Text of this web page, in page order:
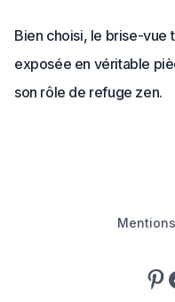
Bien choisi, le brise-vue
exposée en véritable
son rôle de refuge zen.